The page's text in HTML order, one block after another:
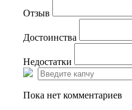
Отзыв
Достоинства
Недостатки
Пока нет комментариев